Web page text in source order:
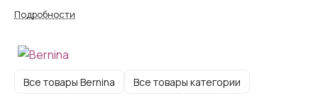
Подробности
Все товары Bernina Все товары категории